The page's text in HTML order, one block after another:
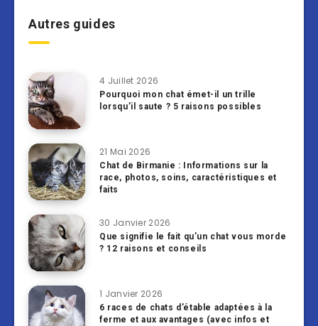
Autres guides
4 Juillet 2026
Pourquoi mon chat émet-il un trille
lorsqu’il saute ? 5 raisons possibles
21 Mai 2026
Chat de Birmanie : Informations sur la
race, photos, soins, caractéristiques et
faits
30 Janvier 2026
Que signifie le fait qu’un chat vous morde
? 12 raisons et conseils
1 Janvier 2026
6 races de chats d’étable adaptées à la
ferme et aux avantages (avec infos et